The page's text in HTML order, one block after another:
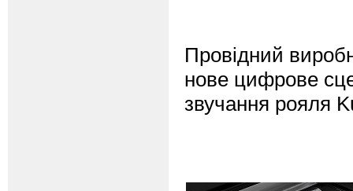
Провідний
нове цифрове
звучання рояля